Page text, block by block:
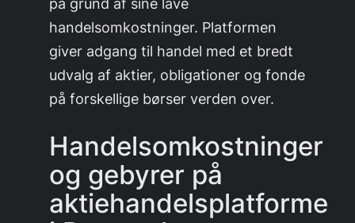
handelsomkostninger. Platformen
giver adgang til handel med et bredt
udvalg af aktier, obligationer og fonde
på forskellige børser verden over.
Handelsomkostninger
og gebyrer på
aktiehandelsplatforme